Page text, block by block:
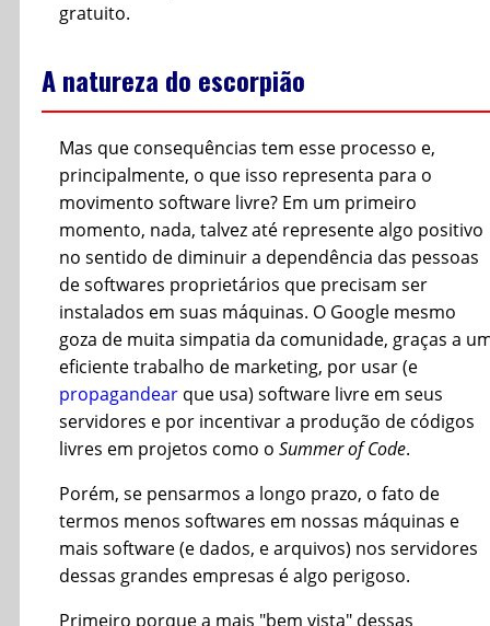
gratuito.
A natureza do escorpião
Mas que consequências tem esse processo e,
principalmente, o que isso representa para o
movimento software livre? Em um primeiro
momento, nada, talvez até represente algo positivo
no sentido de diminuir a dependência das pessoas
de softwares proprietários que precisam ser
instalados em suas máquinas. O Google mesmo
goza de muita simpatia da comunidade, graças a
eficiente trabalho de marketing, por usar (e
propagandear que usa) software livre em seus
servidores e por incentivar a produção de códigos
livres em projetos como o Summer of Code.
Porém, se pensarmos a longo prazo, o fato de
termos menos softwares em nossas máquinas e
mais software (e dados, e arquivos) nos servidores
dessas grandes empresas é algo perigoso.
Primeiro porque a mais "bem vista" dessas